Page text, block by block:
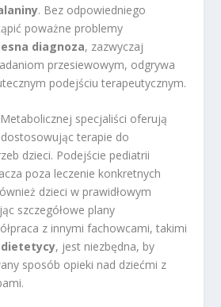
. Bez odpowiedniego
poważne problemy
diagnoza, zazwyczaj
przesiewowym, odgrywa
podejściu terapeutycznym.
specjaliści oferują
terapie do
dzieci. Podejście pediatrii
poza leczenie konkretnych
dzieci w prawidłowym
szczegółowe plany
z innymi fachowcami, takimi
dietetycy, jest niezbędna, by
sposób opieki nad dziećmi z